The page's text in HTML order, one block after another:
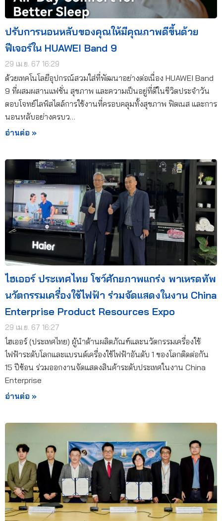
ปรับการนอนหลับของคุณให้มีคุณภาพดีขึ้นด้วย
ฟีเจอร์ใน HUAWEI Band 9
29 เม.ย. 67 16:29
ด้วยเทคโนโลยีอุปกรณ์สวมใส่ที่พัฒนาอย่างต่อเนื่อง HUAWEI Band
9 ที่ผสมผสานแฟชั่น สุขภาพ และความเป็นอยู่ที่ดีในชีวิตประจำวัน
ตอบโจทย์ไลฟ์สไตล์การใช้งานที่ครอบคลุมทั้งสุขภาพ ฟิตเนส และการ
นอนหลับอย่างครบว…
อ่านต่อ »
ไฮเออร์ ประเทศไทย โชว์ศักยภาพแกร่ง พาเหรดทัพ
นวัตกรรมเครื่องใช้ไฟฟ้า ร่วมจัดแสดงในงาน China
Enterprise Product Resources Expo
29 เม.ย. 67 16:27
ไฮเออร์ (ประเทศไทย) ผู้นำด้านผลิตภัณฑ์และนวัตกรรมเครื่องใช้
ไฟฟ้าระดับโลกและแบรนด์เครื่องใช้ไฟฟ้าอันดับ 1 ของโลกติดต่อกัน
15 ปีซ้อน ร่วมออกงานจัดแสดงสินค้าระดับประเทศในงาน China
Enterprise
อ่านต่อ »